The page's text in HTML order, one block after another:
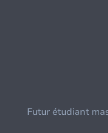
Futur étudiant